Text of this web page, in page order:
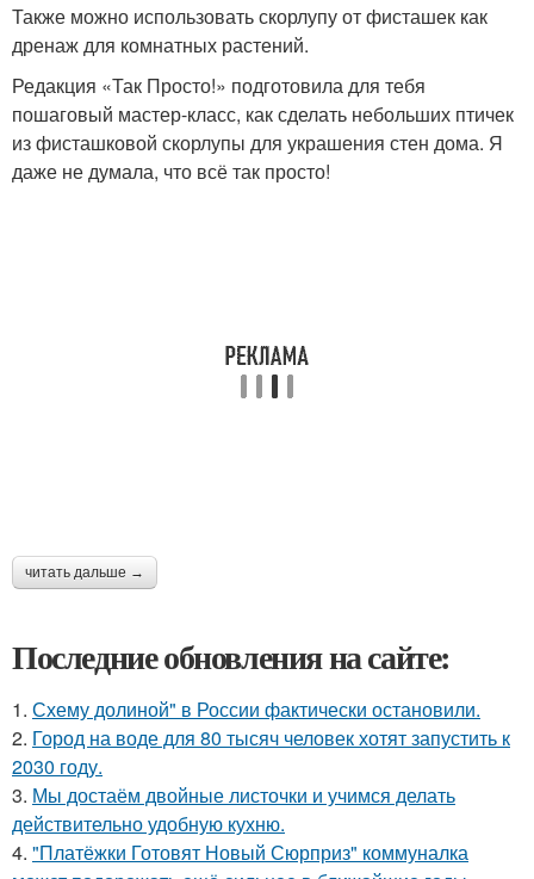
Также можно использовать скорлупу от фисташек как
дренаж для комнатных растений.
Редакция «Так Просто!» подготовила для тебя
пошаговый мастер-класс, как сделать небольших птичек
из фисташковой скорлупы для украшения стен дома. Я
даже не думала, что всё так просто!
читать дальше →
Последние обновления на сайте:
1. Схему долиной" в России фактически остановили.
2. Город на воде для 80 тысяч человек хотят запустить к
2030 году.
3. Мы достаём двойные листочки и учимся делать
действительно удобную кухню.
4. "Платёжки Готовят Новый Сюрприз" коммуналка